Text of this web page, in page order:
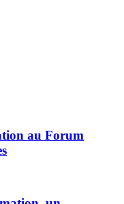
au Forum